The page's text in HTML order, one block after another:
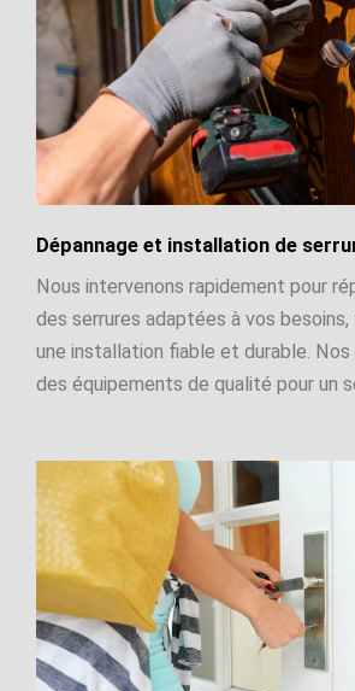
Dépannage et installation de
Nous intervenons rapidement pour
des serrures adaptées à vos
une installation fiable et durable.
des équipements de qualité pour un